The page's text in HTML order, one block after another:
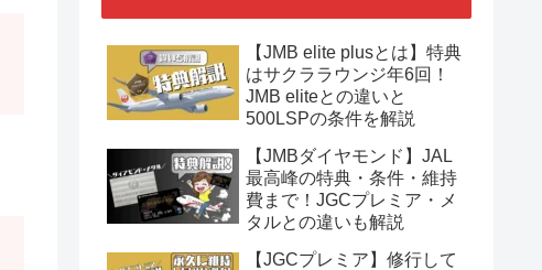
【JMB elite plusとは】特典
はサクララウンジ年6回！
JMB eliteとの違いと
500LSPの条件を解説
【JMBダイヤモンド】JAL
最高峰の特典・条件・維持
費まで！JGCプレミア・メ
タルとの違いも解説
【JGCプレミア】修行して